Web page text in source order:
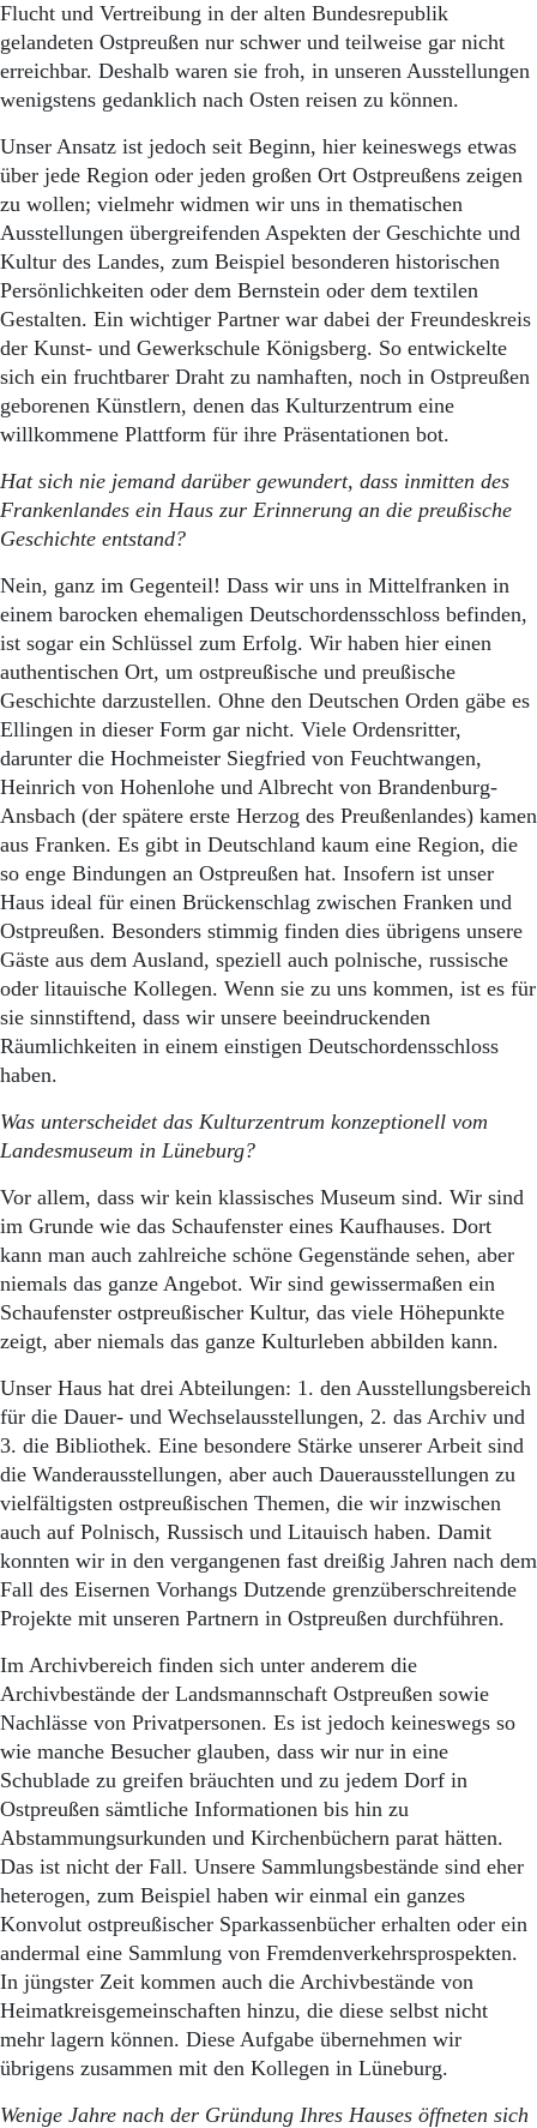
Flucht und Vertreibung in der alten Bundesrepublik
gelandeten Ostpreußen nur schwer und teilweise gar nicht
erreichbar. Deshalb waren sie froh, in unseren Ausstellungen
wenigstens gedanklich nach Osten reisen zu können.
Unser Ansatz ist jedoch seit Beginn, hier keineswegs etwas
über jede Region oder jeden großen Ort Ostpreußens zeigen
zu wollen; vielmehr widmen wir uns in thematischen
Ausstellungen übergreifenden Aspekten der Geschichte und
Kultur des Landes, zum Beispiel besonderen historischen
Persönlichkeiten oder dem Bernstein oder dem textilen
Gestalten. Ein wichtiger Partner war dabei der Freundeskreis
der Kunst- und Gewerkschule Königsberg. So entwickelte
sich ein fruchtbarer Draht zu namhaften, noch in Ostpreußen
geborenen Künstlern, denen das Kulturzentrum eine
willkommene Plattform für ihre Präsentationen bot.
Hat sich nie jemand darüber gewundert, dass inmitten des
Frankenlandes ein Haus zur Erinnerung an die preußische
Geschichte entstand?
Nein, ganz im Gegenteil! Dass wir uns in Mittelfranken in
einem barocken ehemaligen Deutschordensschloss befinden,
ist sogar ein Schlüssel zum Erfolg. Wir haben hier einen
authentischen Ort, um ostpreußische und preußische
Geschichte darzustellen. Ohne den Deutschen Orden gäbe es
Ellingen in dieser Form gar nicht. Viele Ordensritter,
darunter die Hochmeister Siegfried von Feuchtwangen,
Heinrich von Hohenlohe und Albrecht von Brandenburg-
Ansbach (der spätere erste Herzog des Preußenlandes) kamen
aus Franken. Es gibt in Deutschland kaum eine Region, die
so enge Bindungen an Ostpreußen hat. Insofern ist unser
Haus ideal für einen Brückenschlag zwischen Franken und
Ostpreußen. Besonders stimmig finden dies übrigens unsere
Gäste aus dem Ausland, speziell auch polnische, russische
oder litauische Kollegen. Wenn sie zu uns kommen, ist es für
sie sinnstiftend, dass wir unsere beeindruckenden
Räumlichkeiten in einem einstigen Deutschordensschloss
haben.
Was unterscheidet das Kulturzentrum konzeptionell vom
Landesmuseum in Lüneburg?
Vor allem, dass wir kein klassisches Museum sind. Wir sind
im Grunde wie das Schaufenster eines Kaufhauses. Dort
kann man auch zahlreiche schöne Gegenstände sehen, aber
niemals das ganze Angebot. Wir sind gewissermaßen ein
Schaufenster ostpreußischer Kultur, das viele Höhepunkte
zeigt, aber niemals das ganze Kulturleben abbilden kann.
Unser Haus hat drei Abteilungen: 1. den Ausstellungsbereich
für die Dauer- und Wechselausstellungen, 2. das Archiv und
3. die Bibliothek. Eine besondere Stärke unserer Arbeit sind
die Wanderausstellungen, aber auch Dauerausstellungen zu
vielfältigsten ostpreußischen Themen, die wir inzwischen
auch auf Polnisch, Russisch und Litauisch haben. Damit
konnten wir in den vergangenen fast dreißig Jahren nach dem
Fall des Eisernen Vorhangs Dutzende grenzüberschreitende
Projekte mit unseren Partnern in Ostpreußen durchführen.
Im Archivbereich finden sich unter anderem die
Archivbestände der Landsmannschaft Ostpreußen sowie
Nachlässe von Privatpersonen. Es ist jedoch keineswegs so
wie manche Besucher glauben, dass wir nur in eine
Schublade zu greifen bräuchten und zu jedem Dorf in
Ostpreußen sämtliche Informationen bis hin zu
Abstammungsurkunden und Kirchenbüchern parat hätten.
Das ist nicht der Fall. Unsere Sammlungsbestände sind eher
heterogen, zum Beispiel haben wir einmal ein ganzes
Konvolut ostpreußischer Sparkassenbücher erhalten oder ein
andermal eine Sammlung von Fremdenverkehrsprospekten.
In jüngster Zeit kommen auch die Archivbestände von
Heimatkreisgemeinschaften hinzu, die diese selbst nicht
mehr lagern können. Diese Aufgabe übernehmen wir
übrigens zusammen mit den Kollegen in Lüneburg.
Wenige Jahre nach der Gründung Ihres Hauses öffneten sich